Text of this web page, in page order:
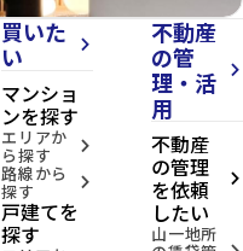
買いた
い
arrow_forward_ios
マンショ
ンを探す
エリアか
ら探す arrow_forward_ios
路線から
探す arrow_forward_ios
戸建てを
探す
不動産
の管
理・活
用
arrow_forward_ios
不動産
の管理
を依頼
したい
arrow_forward_ios
山一地所